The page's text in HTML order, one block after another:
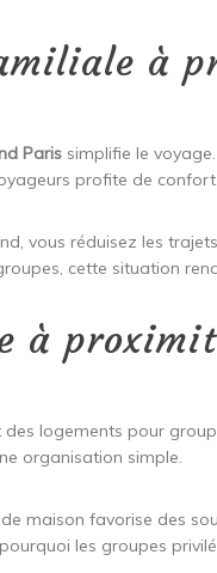
à
Paris simplifie le
profite de confort.
vous réduisez les
cette situation
à
logements pour
organisation simple.
maison favorise des
les groupes